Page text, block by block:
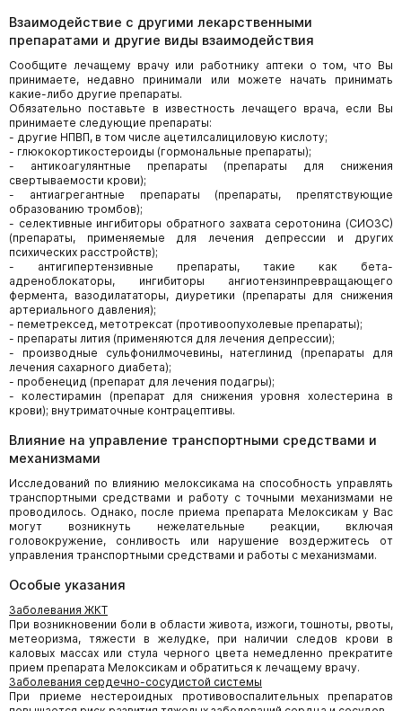
Взаимодействие с другими лекарственными
препаратами и другие виды взаимодействия
Сообщите лечащему врачу или работнику аптеки о том, что Вы
принимаете, недавно принимали или можете начать принимать
какие-либо другие препараты.
Обязательно поставьте в известность лечащего врача, если Вы
принимаете следующие препараты:
- другие НПВП, в том числе ацетилсалициловую кислоту;
- глюкокортикостероиды (гормональные препараты);
- антикоагулянтные препараты (препараты для снижения
свертываемости крови);
- антиагрегантные препараты (препараты, препятствующие
образованию тромбов);
- селективные ингибиторы обратного захвата серотонина (СИОЗС)
(препараты, применяемые для лечения депрессии и других
психических расстройств);
- антигипертензивные препараты, такие как бета-
адреноблокаторы, ингибиторы ангиотензинпревращающего
фермента, вазодилататоры, диуретики (препараты для снижения
артериального давления);
- пеметрексед, метотрексат (противоопухолевые препараты);
- препараты лития (применяются для лечения депрессии);
- производные сульфонилмочевины, натеглинид (препараты для
лечения сахарного диабета);
- пробенецид (препарат для лечения подагры);
- колестирамин (препарат для снижения уровня холестерина в
крови); внутриматочные контрацептивы.
Влияние на управление транспортными средствами и
механизмами
Исследований по влиянию мелоксикама на способность управлять
транспортными средствами и работу с точными механизмами не
проводилось. Однако, после приема препарата Мелоксикам у Вас
могут возникнуть нежелательные реакции, включая
головокружение, сонливость или нарушение воздержитесь от
управления транспортными средствами и работы с механизмами.
Особые указания
Заболевания ЖКТ
При возникновении боли в области живота, изжоги, тошноты, рвоты,
метеоризма, тяжести в желудке, при наличии следов крови в
каловых массах или стула черного цвета немедленно прекратите
прием препарата Мелоксикам и обратиться к лечащему врачу.
Заболевания сердечно-сосудистой системы
При приеме нестероидных противовоспалительных препаратов